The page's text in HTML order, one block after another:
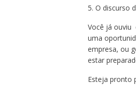
5. O discurso
Você já ouviu
uma
empresa, ou
estar
Esteja pronto